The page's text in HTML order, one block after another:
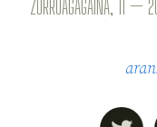
ZORROAGAGAINA, 11 —